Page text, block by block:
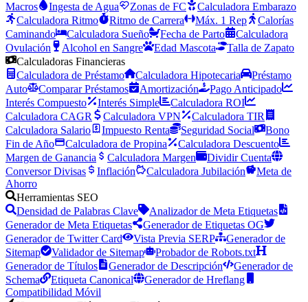
Macros
Ingesta de Agua Zonas de FC
Calculadora Embarazo
Calculadora Ritmo
Ritmo de Carrera Máx. 1 Rep
Calorías
Caminando
Calculadora Sueño Fecha de Parto
Calculadora
Ovulación
Alcohol en Sangre Edad Mascota
Talla de Zapato
Calculadoras Financieras
Calculadora de Préstamo
Calculadora Hipotecaria
Préstamo
Auto
Comparar Préstamos Amortización
Pago Anticipado
Interés Compuesto
Interés Simple
Calculadora ROI
Calculadora CAGR
Calculadora VPN
Calculadora TIR
Calculadora Salario
Impuesto Renta Seguridad Social
Bono
Fin de Año
Calculadora de Propina
Calculadora Descuento
Margen de Ganancia
Calculadora Margen
Dividir Cuenta
Conversor Divisas
Inflación Calculadora Jubilación
Meta de
Ahorro
Herramientas SEO
Densidad de Palabras Clave
Analizador de Meta Etiquetas
Generador de Meta Etiquetas
Generador de Etiquetas OG
Generador de Twitter Card
Vista Previa SERP
Generador de
Sitemap
Validador de Sitemap
Probador de Robots.txt
Generador de Títulos
Generador de Descripción
Generador de
Schema
Etiqueta Canonical
Generador de Hreflang
Compatibilidad Móvil